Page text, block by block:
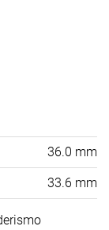
36.0 mm
33.6 mm